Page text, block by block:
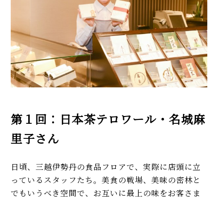
第１回：日本茶テロワール・名城麻
里子さん
日頃、三越伊勢丹の食品フロアで、実際に店頭に立
っているスタッフたち。美食の戦場、美味の密林と
でもいうべき空間で、お互いに最上の味をお客さま